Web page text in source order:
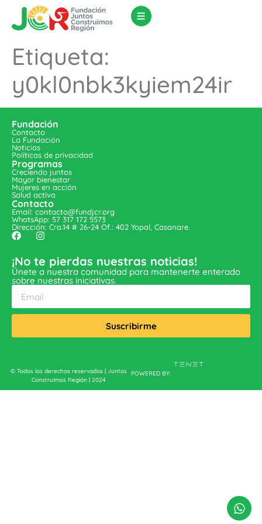
Etiqueta:
y0kl0nbk3kyiem24ir
Fundación
Contacto
La Fundación
Noticias
Políticas de privacidad
Programas
Creciendo juntos
Mayor bienestar
Mujeres en acción
Salud activa
Contacto
Email: contacto@fundjcr.org
WhatsApp: 57 317 172 5573
Dirección: Cra.14 # 26-24 Of.: 402 Yopal, Casanare.
¡No te pierdas nuestras noticias!
Únete a nuestra comunidad para mantenerte enterado
sobre nuestras iniciativas.
Suscribirme
© Todos los derechos reservados | Juntos
Construimos Región | 2024
POWERED BY: